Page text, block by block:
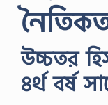
উচ্চতর
৪র্থ বর্ষ